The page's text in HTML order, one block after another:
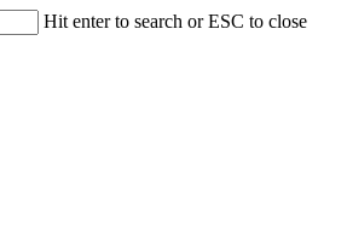
Hit enter to search or ESC to close